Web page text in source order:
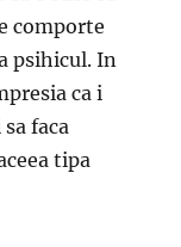
comporte
psihicul. In
ca i
faca
tipa